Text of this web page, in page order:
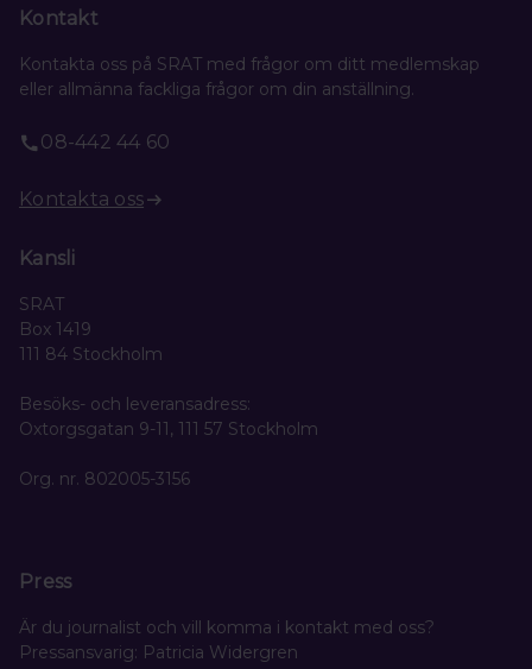
Kontakt
Kontakta oss på SRAT med frågor om ditt medlemskap
eller allmänna fackliga frågor om din anställning.
08-442 44 60
Kontakta oss
Kansli
SRAT
Box 1419
111 84 Stockholm
Besöks- och leveransadress:
Oxtorgsgatan 9-11, 111 57 Stockholm
Org. nr. 802005-3156
Press
Är du journalist och vill komma i kontakt med oss?
Pressansvarig: Patricia Widergren